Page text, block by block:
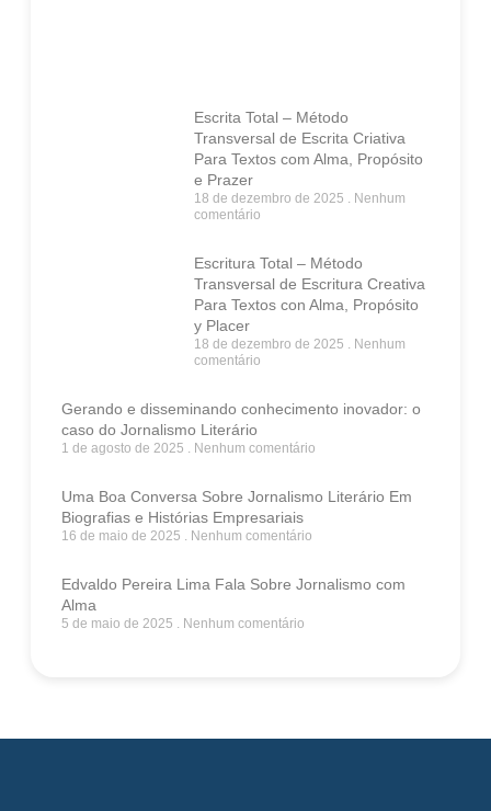
Escrita Total – Método
Transversal de Escrita Criativa
Para Textos com Alma, Propósito
e Prazer
18 de dezembro de 2025
Nenhum
comentário
Escritura Total – Método
Transversal de Escritura Creativa
Para Textos con Alma, Propósito
y Placer
18 de dezembro de 2025
Nenhum
comentário
Gerando e disseminando conhecimento inovador: o
caso do Jornalismo Literário
1 de agosto de 2025 Nenhum comentário
Uma Boa Conversa Sobre Jornalismo Literário Em
Biografias e Histórias Empresariais
16 de maio de 2025 Nenhum comentário
Edvaldo Pereira Lima Fala Sobre Jornalismo com
Alma
5 de maio de 2025 Nenhum comentário